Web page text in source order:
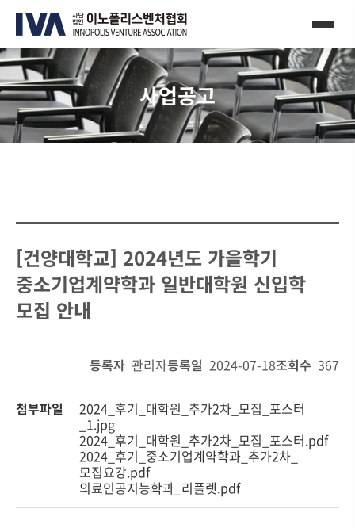
사업공고
[건양대학교] 2024년도 가을학기
중소기업계약학과 일반대학원 신입학
모집 안내
등록자 관리자등록일 2024-07-18조회수 367
첨부파일
2024_후기_대학원_추가2차_모집_포스터
_1.jpg
2024_후기_대학원_추가2차_모집_포스터.pdf
2024_후기_중소기업계약학과_추가2차_
모집요강.pdf
의료인공지능학과_리플렛.pdf